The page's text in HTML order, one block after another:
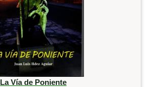
La Vía de Poniente